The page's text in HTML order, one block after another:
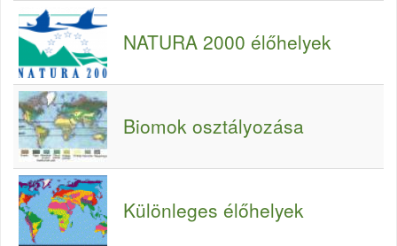
NATURA 2000 élőhelyek
Biomok osztályozása
Különleges élőhelyek